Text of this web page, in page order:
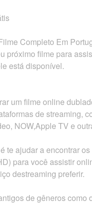
Completo Em
próximo filme para
está disponível.
um filme online
de streaming,
NOW,Apple TV e
te ajudar a encontrar os
para você assistir
destreaming preferir.
de gêneros como